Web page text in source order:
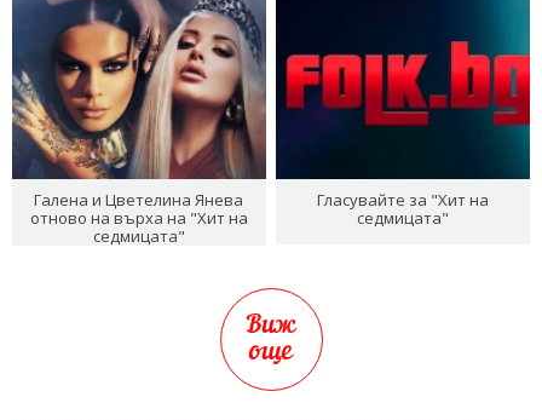
Галена и Цветелина Янева
отново на върха на "Хит на
седмицата"
Гласувайте за "Хит на
седмицата"
Виж
още